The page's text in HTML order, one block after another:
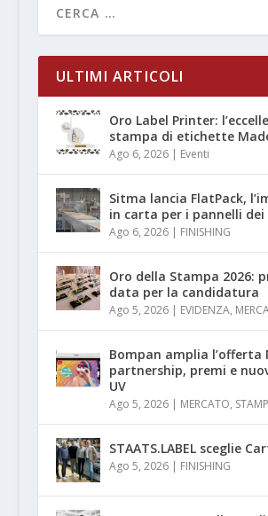
ULTIMI ARTICOLI
Oro Label Printer:
stampa di etichette
Ago 6, 2026| Eventi
Sitma lancia FlatPack,
in carta per i pannelli
Ago 6, 2026| FINISHING
Oro della Stampa 2026:
data per la candidatura
Ago 5, 2026| EVIDENZA,
Bompan amplia
partnership, premi e
UV
Ago 5, 2026| MERCATO,
STAATS.LABEL sceglie
Ago 5, 2026| FINISHING